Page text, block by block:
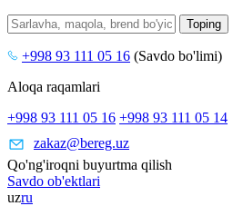
+998 93 111 05 16 (Savdo bo'limi)
Aloqa raqamlari
+998 93 111 05 16 +998 93 111 05 14
zakaz@bereg.uz
Qo'ng'iroqni buyurtma qilish
Savdo ob'ektlari
uzru